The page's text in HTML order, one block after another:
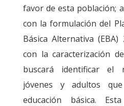
favor de esta población;
con la formulación del
Básica Alternativa
con la caracterización
buscará identificar el
jóvenes y adultos
educación básica.